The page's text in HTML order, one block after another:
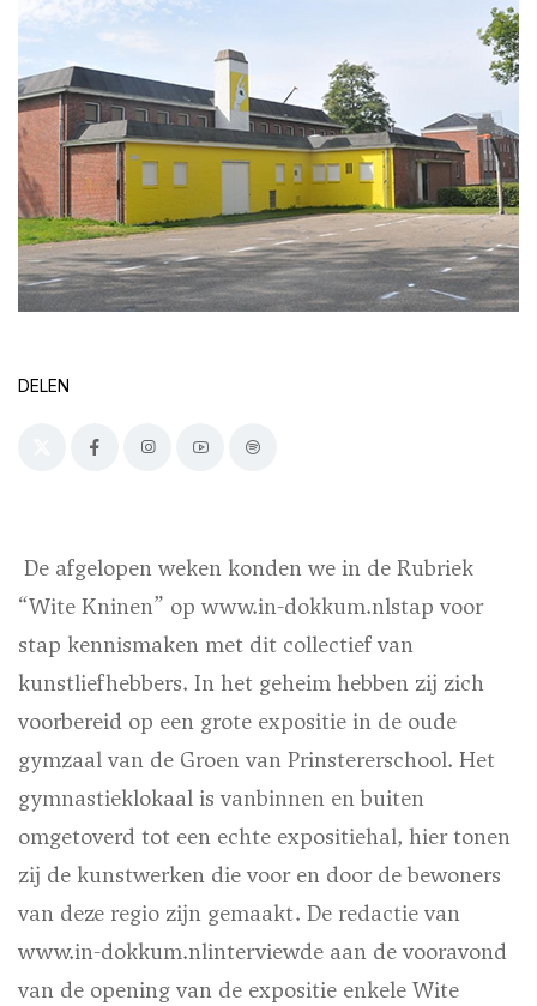
DELEN
De afgelopen weken konden we in de Rubriek
“Wite Kninen” op www.in-dokkum.nlstap voor
stap kennismaken met dit collectief van
kunstliefhebbers. In het geheim hebben zij zich
voorbereid op een grote expositie in de oude
gymzaal van de Groen van Prinstererschool. Het
gymnastieklokaal is vanbinnen en buiten
omgetoverd tot een echte expositiehal, hier tonen
zij de kunstwerken die voor en door de bewoners
van deze regio zijn gemaakt. De redactie van
www.in-dokkum.nlinterviewde aan de vooravond
van de opening van de expositie enkele Wite